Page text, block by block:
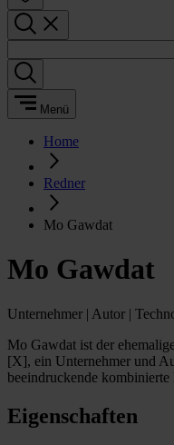
Menü
Home
Redner
Mo Gawdat
Mo Gawdat
Unternehmer | Autor |
Mo Gawdat ist der
[X], ein Unternehmer und
beeindruckende
Eigenschaften